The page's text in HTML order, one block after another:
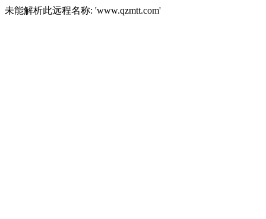
未能解析此远程名称: 'www.qzmtt.com'